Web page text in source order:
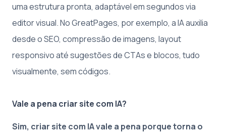
uma estrutura pronta, adaptável em segundos via
editor visual. No GreatPages, por exemplo, a IA auxilia
desde o SEO, compressão de imagens, layout
responsivo até sugestões de CTAs e blocos, tudo
visualmente, sem códigos.
Vale a pena criar site com IA?
Sim, criar site com IA vale a pena porque torna o